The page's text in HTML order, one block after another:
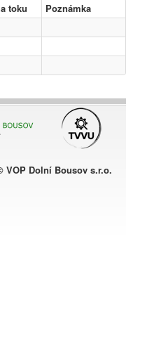
toku
Poznámka
VOP Dolní Bousov s.r.o.